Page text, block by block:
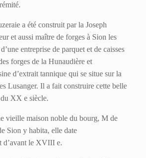
a été construit par la Joseph
et aussi maître de forges à Sion les
entreprise de parquet et de caisses
forges de la Hunaudière et
d’extrait tannique qui se situe sur la
Lusanger. Il a fait construire cette belle
XX e siècle.
vieille maison noble du bourg, M de
Sion y habita, elle date
d’avant le XVIII e.